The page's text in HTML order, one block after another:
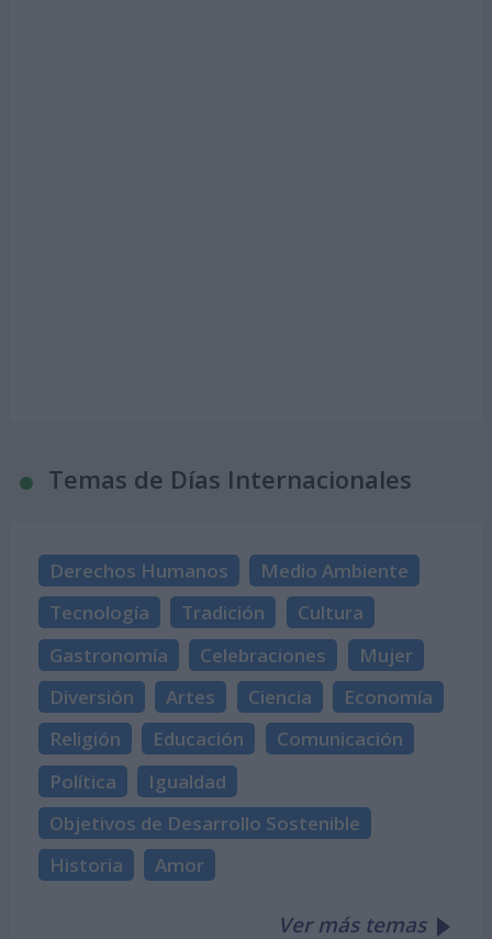
Temas de Días Internacionales
Derechos Humanos
Medio Ambiente
Tecnología
Tradición
Cultura
Gastronomía
Celebraciones
Mujer
Diversión
Artes Ciencia
Economía
Religión
Educación
Comunicación
Política
Igualdad
Objetivos de Desarrollo Sostenible
Historia
Amor
Ver más temas